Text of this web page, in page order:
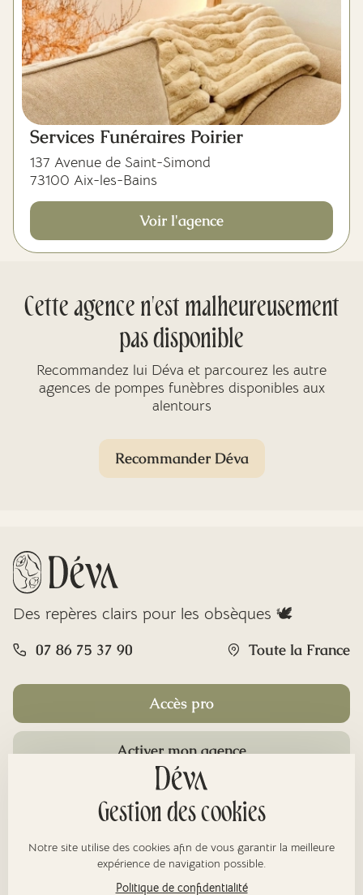
Services Funéraires Poirier
137 Avenue de Saint-Simond
73100 Aix-les-Bains
Voir l'agence
Cette agence n'est malheureusement
pas disponible
Recommandez lui Déva et parcourez les autre
agences de pompes funèbres disponibles aux
alentours
Recommander Déva
Des repères clairs pour les obsèques 🕊️
07 86 75 37 90 Toute la France
Accès pro
Activer mon agence
Gestion des cookies
Notre site utilise des cookies afin de vous garantir la meilleure
expérience de navigation possible.
Politique de confidentialité